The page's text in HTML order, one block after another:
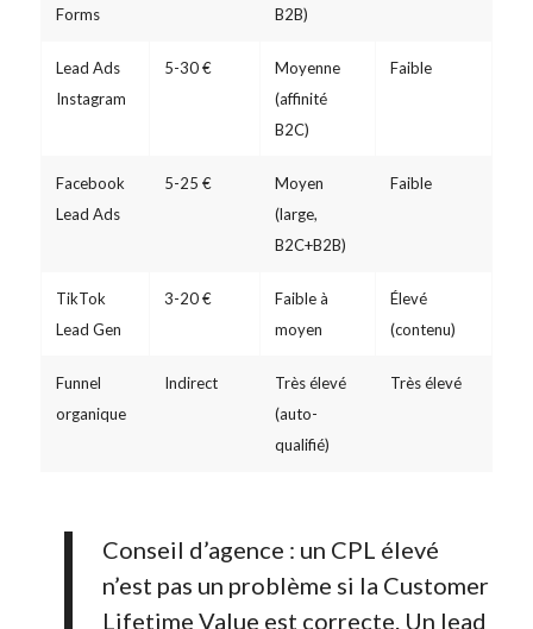
Forms
B2B)
Lead Ads
Instagram
5-30 €
Moyenne
(affinité
B2C)
Faible
Facebook
Lead Ads
5-25 €
Moyen
(large,
B2C+B2B)
Faible
TikTok
Lead Gen
3-20 €
Faible à
moyen
Élevé
(contenu)
Funnel
organique
Indirect
Très élevé
(auto-
qualifié)
Très élevé
Conseil d’agence : un CPL élevé
n’est pas un problème si la Customer
Lifetime Value est correcte. Un lead